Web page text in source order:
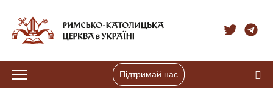
Підтримай нас